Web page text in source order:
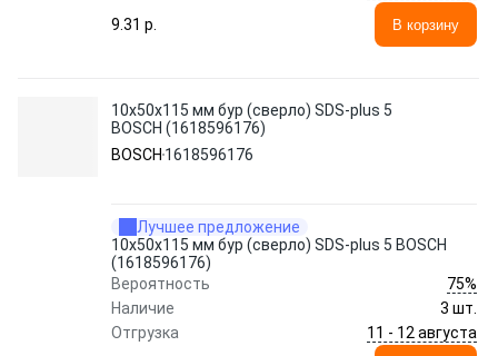
9.31 p.
В корзину
10х50х115 мм бур (сверло) SDS-plus 5
BOSCH (1618596176)
BOSCH 1618596176
Лучшее предложение
10х50х115 мм бур (сверло) SDS-plus 5 BOSCH
(1618596176)
Вероятность
75%
Наличие
3 шт.
Отгрузка
11 - 12 августа